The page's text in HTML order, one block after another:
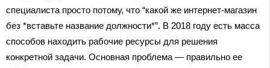
специалиста просто потому, что “какой же интернет-магазин
без *вставьте название должности*”. В 2018 году есть масса
способов находить рабочие ресурсы для решения
конкретной задачи. Основная проблема — правильно ее